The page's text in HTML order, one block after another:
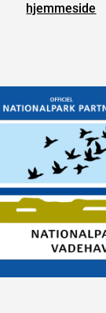
hjemmeside